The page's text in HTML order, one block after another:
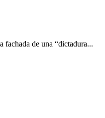
de una “dictadura...